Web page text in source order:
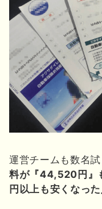
運営チームも数名試
料が『44,520円』
円以上も安くなった